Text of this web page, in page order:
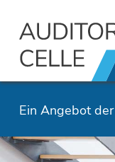
Ein Angebot der